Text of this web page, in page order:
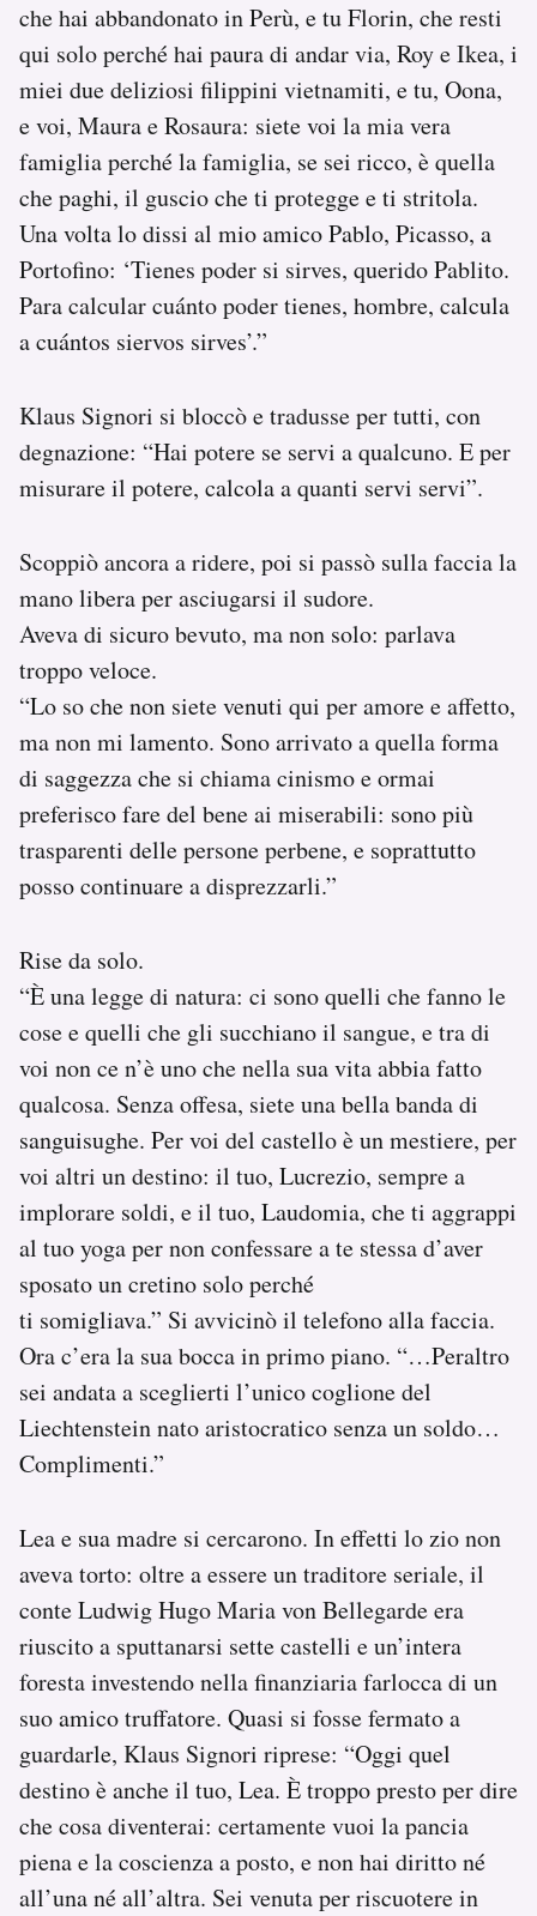
che hai abbandonato in Perù, e tu Florin, che resti
qui solo perché hai paura di andar via, Roy e Ikea, i
miei due deliziosi filippini vietnamiti, e tu, Oona,
e voi, Maura e Rosaura: siete voi la mia vera
famiglia perché la famiglia, se sei ricco, è quella
che paghi, il guscio che ti protegge e ti stritola.
Una volta lo dissi al mio amico Pablo, Picasso, a
Portofino: ‘Tienes poder si sirves, querido Pablito.
Para calcular cuánto poder tienes, hombre, calcula
a cuántos siervos sirves’.”
Klaus Signori si bloccò e tradusse per tutti, con
degnazione: “Hai potere se servi a qualcuno. E per
misurare il potere, calcola a quanti servi servi”.
Scoppiò ancora a ridere, poi si passò sulla faccia la
mano libera per asciugarsi il sudore.
Aveva di sicuro bevuto, ma non solo: parlava
troppo veloce.
“Lo so che non siete venuti qui per amore e affetto,
ma non mi lamento. Sono arrivato a quella forma
di saggezza che si chiama cinismo e ormai
preferisco fare del bene ai miserabili: sono più
trasparenti delle persone perbene, e soprattutto
posso continuare a disprezzarli.”
Rise da solo.
“È una legge di natura: ci sono quelli che fanno le
cose e quelli che gli succhiano il sangue, e tra di
voi non ce n’è uno che nella sua vita abbia fatto
qualcosa. Senza offesa, siete una bella banda di
sanguisughe. Per voi del castello è un mestiere, per
voi altri un destino: il tuo, Lucrezio, sempre a
implorare soldi, e il tuo, Laudomia, che ti aggrappi
al tuo yoga per non confessare a te stessa d’aver
sposato un cretino solo perché
ti somigliava.” Si avvicinò il telefono alla faccia.
Ora c’era la sua bocca in primo piano. “…Peraltro
sei andata a sceglierti l’unico coglione del
Liechtenstein nato aristocratico senza un soldo…
Complimenti.”
Lea e sua madre si cercarono. In effetti lo zio non
aveva torto: oltre a essere un traditore seriale, il
conte Ludwig Hugo Maria von Bellegarde era
riuscito a sputtanarsi sette castelli e un’intera
foresta investendo nella finanziaria farlocca di un
suo amico truffatore. Quasi si fosse fermato a
guardarle, Klaus Signori riprese: “Oggi quel
destino è anche il tuo, Lea. È troppo presto per dire
che cosa diventerai: certamente vuoi la pancia
piena e la coscienza a posto, e non hai diritto né
all’una né all’altra. Sei venuta per riscuotere in